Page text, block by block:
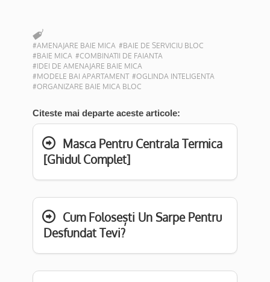
#AMENAJARE BAIE MICA #BAIE DE SERVICIU BLOC
#BAIE MICA #COMBINATII DE FAIANTA
#IDEI DE AMENAJARE BAIE MICA
#MODELE BAI APARTAMENT #OGLINDA INTELIGENTA
#ORGANIZARE BAIE MICA BLOC
Citeste mai departe aceste articole:
Masca Pentru Centrala Termica
[Ghidul Complet]
Cum Folosești Un Sarpe Pentru
Desfundat Tevi?